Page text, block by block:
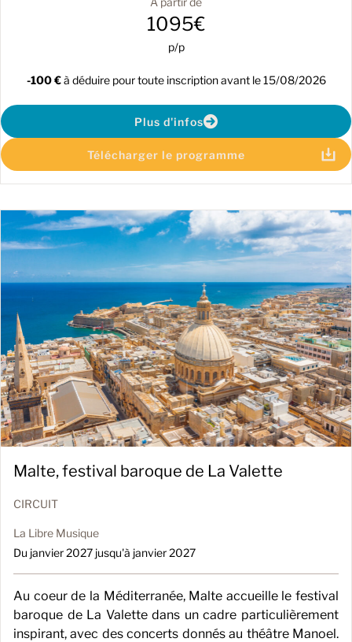
1095€
p/p
-100 €à déduire pour toute inscription avant le 15/08/2026
Plus d'infos
Télécharger le programme
Malte, festival baroque de La Valette
CIRCUIT
La Libre Musique
Du janvier 2027 jusqu'à janvier 2027
Au coeur de la Méditerranée, Malte accueille le festival
baroque de La Valette dans un cadre particulièrement
inspirant, avec des concerts donnés au théâtre Manoel.